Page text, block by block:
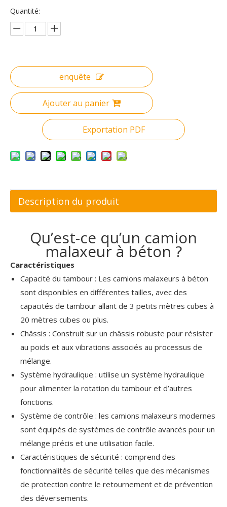
Quantité:
enquête
Ajouter au panier
Exportation PDF
Description du produit
Qu’est-ce qu’un camion
malaxeur à béton ?
Caractéristiques
Capacité du tambour : Les camions malaxeurs à béton
sont disponibles en différentes tailles, avec des
capacités de tambour allant de 3 petits mètres cubes à
20 mètres cubes ou plus.
Châssis : Construit sur un châssis robuste pour résister
au poids et aux vibrations associés au processus de
mélange.
Système hydraulique : utilise un système hydraulique
pour alimenter la rotation du tambour et d’autres
fonctions.
Système de contrôle : les camions malaxeurs modernes
sont équipés de systèmes de contrôle avancés pour un
mélange précis et une utilisation facile.
Caractéristiques de sécurité : comprend des
fonctionnalités de sécurité telles que des mécanismes
de protection contre le retournement et de prévention
des déversements.